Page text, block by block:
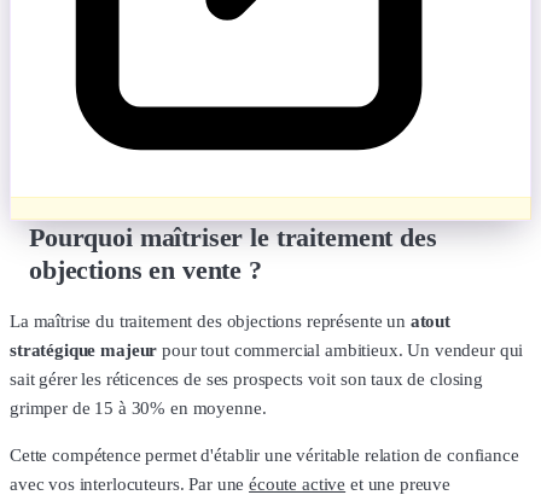
Pourquoi maîtriser le traitement des
objections en vente ?
La maîtrise du traitement des objections représente un atout
stratégique majeur pour tout commercial ambitieux. Un vendeur qui
sait gérer les réticences de ses prospects voit son taux de closing
grimper de 15 à 30% en moyenne.
Cette compétence permet d'établir une véritable relation de confiance
avec vos interlocuteurs. Par uneécoute active et une preuve